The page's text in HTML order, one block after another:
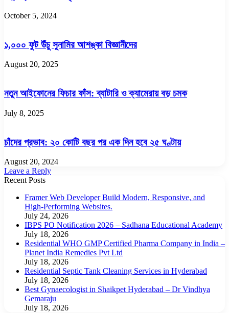
October 5, 2024
১,০০০ ফুট উঁচু সুনামির আশঙ্কা বিজ্ঞানীদের
August 20, 2025
নতুন আইফোনের ফিচার ফাঁস: ব্যাটারি ও ক্যামেরায় বড় চমক
July 8, 2025
চাঁদের প্রভাব: ২০ কোটি বছর পর এক দিন হবে ২৫ ঘণ্টায়
August 20, 2024
Leave a Reply
Recent Posts
Framer Web Developer Build Modern, Responsive, and
High-Performing Websites.
July 24, 2026
IBPS PO Notification 2026 – Sadhana Educational Academy
July 18, 2026
Residential WHO GMP Certified Pharma Company in India –
Planet India Remedies Pvt Ltd
July 18, 2026
Residential Septic Tank Cleaning Services in Hyderabad
July 18, 2026
Best Gynaecologist in Shaikpet Hyderabad – Dr Vindhya
Gemaraju
July 18, 2026